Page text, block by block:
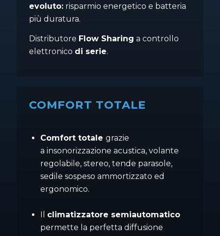
evoluto:risparmio energetico e batteria
più duratura.
Distributore Flow Sharing a controllo
elettronico di serie.
COMFORT TOTALE
Comfort totale grazie
a insonorizzazione acustica, volante
regolabile, stereo, tende parasole,
sedile sospeso ammortizzato ed
ergonomico.
climatizzatore semiautomatico
permette la perfetta diffusione